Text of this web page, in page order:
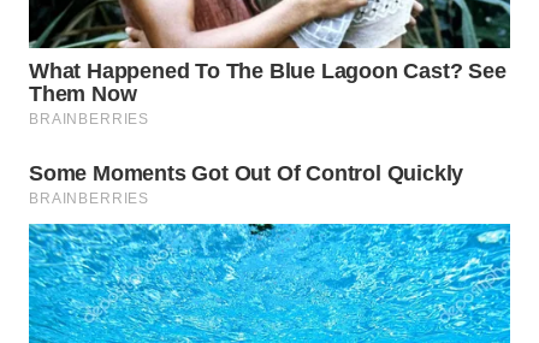
WAHANA
NEWS
WAHANA
TANI
WAHANA
WAHANA
INFRASTRUKTUR